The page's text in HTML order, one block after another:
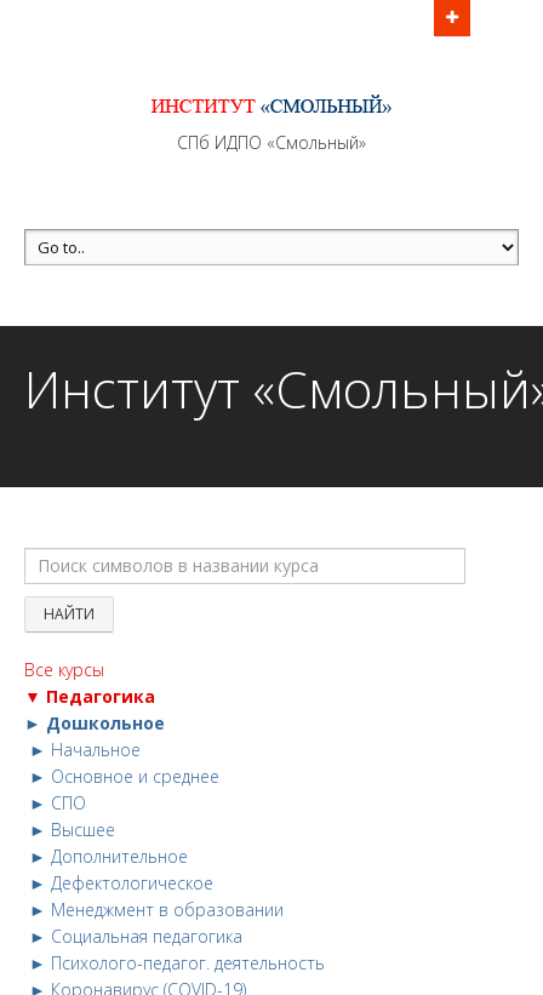
перерывов в рабочие дни с 9:00 до 21:00 МСК
MAX +7 (981) 190-30-30
mail@institutsmolnyj.ru
СПб ИДПО «Смольный»
Институт
Все курсы
▼ Педагогика
► Дошкольное
► Начальное
► Основное и среднее
► СПО
► Высшее
► Дополнительное
► Дефектологическое
► Менеджмент в образовании
► Социальная педагогика
► Психолого-педагог. деятельность
► Коронавирус (COVID-19)